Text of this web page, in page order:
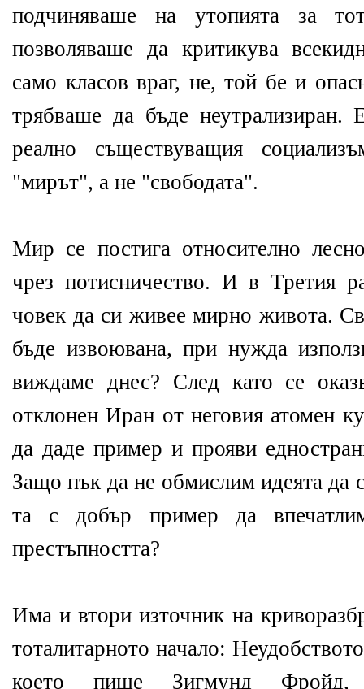
подчиняваше на утопията за
позволяваше да критикува
само класов враг, не, той бе и
трябваше да бъде
реално съществуващия
"мирът", а не "свободата".
Мир се постига относително
чрез потисничество. И в
човек да си живее мирно живота.
бъде извоювана, при нужда
виждаме днес? След като се
отклонен Иран от неговия атомен
да даде пример и прояви
Защо пък да не обмислим идеята да
та с добър пример да
престъпността?
Има и втори източник на
тоталитарното начало:
което пише Зигмунд Фройд,